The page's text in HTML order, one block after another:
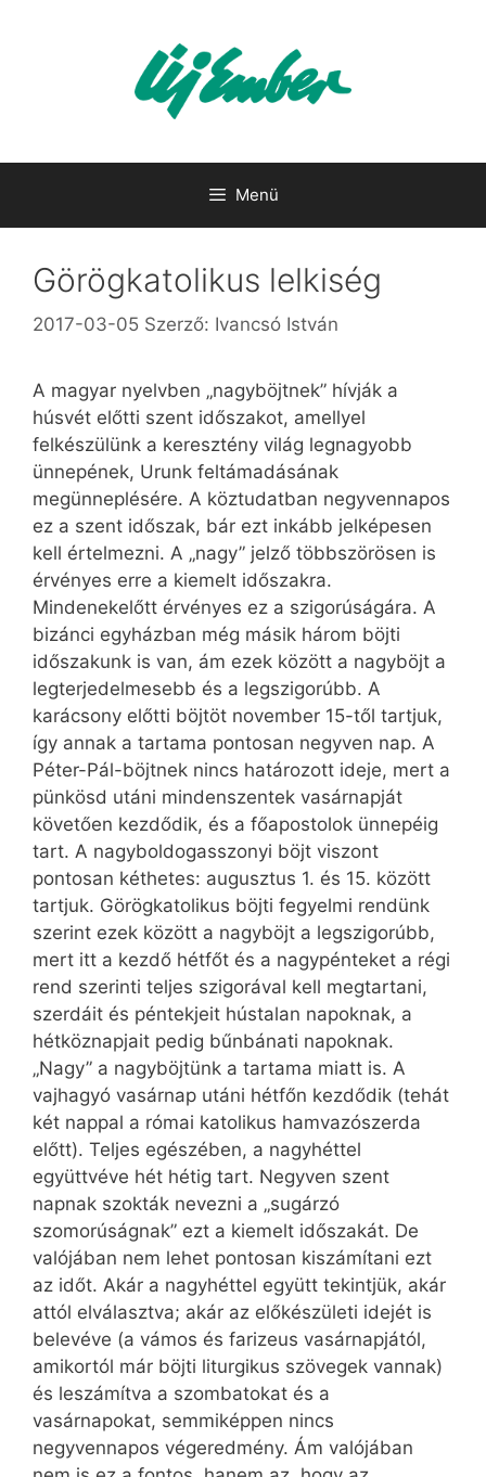
Menü
Görögkatolikus lelkiség
2017-03-05 Szerző: Ivancsó István
A magyar nyelvben „nagyböjtnek” hívják a
húsvét előtti szent időszakot, amellyel
felkészülünk a keresztény világ legnagyobb
ünnepének, Urunk feltámadásának
megünneplésére. A köztudatban negyvennapos
ez a szent időszak, bár ezt inkább jelképesen
kell értelmezni. A „nagy” jelző többszörösen is
érvényes erre a kiemelt időszakra.
Mindenekelőtt érvényes ez a szigorúságára. A
bizánci egyházban még másik három böjti
időszakunk is van, ám ezek között a nagyböjt a
legterjedelmesebb és a legszigorúbb. A
karácsony előtti böjtöt november 15-től tartjuk,
így annak a tartama pontosan negyven nap. A
Péter-Pál-böjtnek nincs határozott ideje, mert a
pünkösd utáni mindenszentek vasárnapját
követően kezdődik, és a főapostolok ünnepéig
tart. A nagyboldogasszonyi böjt viszont
pontosan kéthetes: augusztus 1. és 15. között
tartjuk. Görögkatolikus böjti fegyelmi rendünk
szerint ezek között a nagyböjt a legszigorúbb,
mert itt a kezdő hétfőt és a nagypénteket a régi
rend szerinti teljes szigorával kell megtartani,
szerdáit és péntekjeit hústalan napoknak, a
hétköznapjait pedig bűnbánati napoknak.
„Nagy” a nagyböjtünk a tartama miatt is. A
vajhagyó vasárnap utáni hétfőn kezdődik (tehát
két nappal a római katolikus hamvazószerda
előtt). Teljes egészében, a nagyhéttel
együttvéve hét hétig tart. Negyven szent
napnak szokták nevezni a „sugárzó
szomorúságnak” ezt a kiemelt időszakát. De
valójában nem lehet pontosan kiszámítani ezt
az időt. Akár a nagyhéttel együtt tekintjük, akár
attól elválasztva; akár az előkészületi idejét is
belevéve (a vámos és farizeus vasárnapjától,
amikortól már böjti liturgikus szövegek vannak)
és leszámítva a szombatokat és a
vasárnapokat, semmiképpen nincs
negyvennapos végeredmény. Ám valójában